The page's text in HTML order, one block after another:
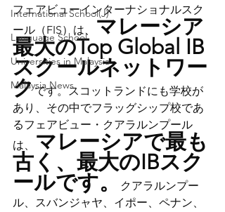
International School(J)
Language School
Universities in Malaysia
Malaysia News
フェアビューインターナショナルスク
ール（FIS）は、
マレーシア
最大のTop Global IB
スクールネットワー
クです。スコットランドにも学校が
あり、 その中でフラッグシップ校であ
るフェアビュー・クアラルンプール
は、
マレーシアで最も
古く、最大のIBスク
ールです。
クアラルンプー
ル、スバンジャヤ、イポー、ペナン、